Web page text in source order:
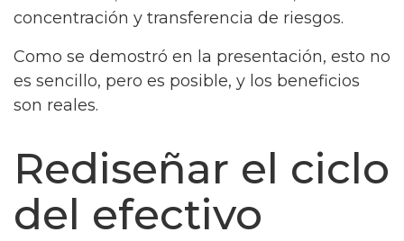
concentración y transferencia de riesgos.
Como se demostró en la presentación, esto no
es sencillo, pero es posible, y los beneficios
son reales.
Rediseñar el ciclo
del efectivo